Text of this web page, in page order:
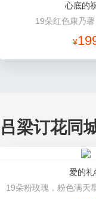
心底的
19朵红色康乃
¥
吕梁订花同
爱的礼